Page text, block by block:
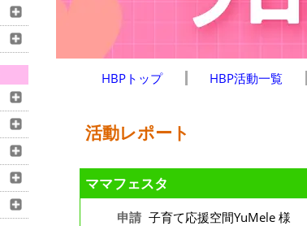
HBPトップ HBP活動一覧
活動レポート
ママフェスタ
申請 子育て応援空間YuMele 様